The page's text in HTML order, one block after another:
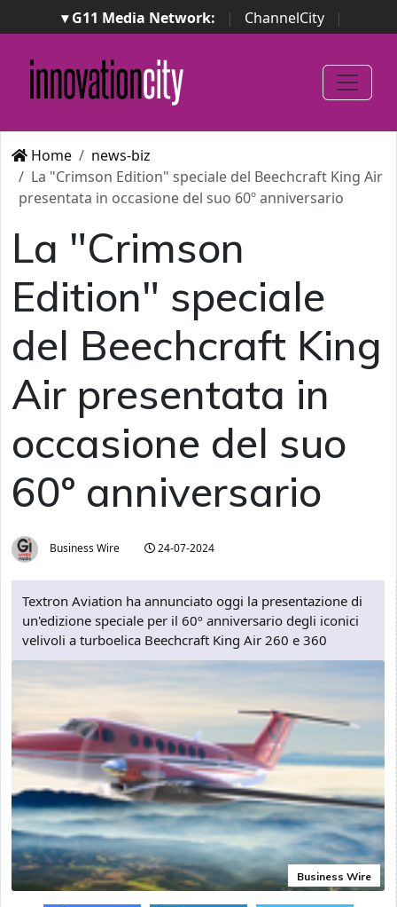
▾ G11 Media Network: | ChannelCity
|
ImpresaCity | SecurityOpenLab | Italian Channel
Awards
Italian Project Awards
Italian Security
Awards
Home
news-biz
La "Crimson Edition" speciale del Beechcraft King Air
presentata in occasione del suo 60º anniversario
La "Crimson
Edition" speciale
del Beechcraft King
Air presentata in
occasione del suo
60º anniversario
Business Wire 24-07-2024
Textron Aviation ha annunciato oggi la presentazione di
un'edizione speciale per il 60º anniversario degli iconici
velivoli a turboelica Beechcraft King Air 260 e 360
Business Wire